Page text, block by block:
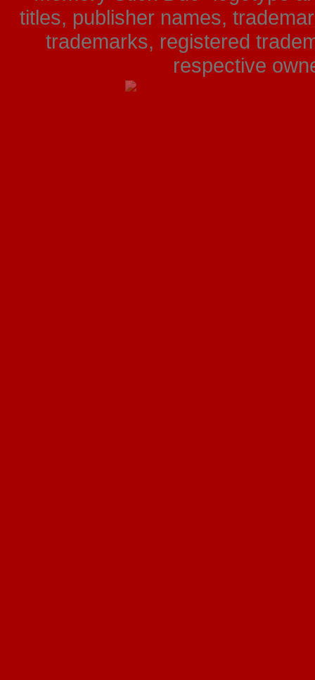
titles, publisher names,
trademarks, registered
respective